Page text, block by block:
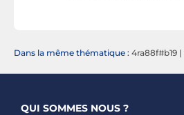
Dans la même thématique : 4ra88f#b19 |
QUI SOMMES NOUS ?